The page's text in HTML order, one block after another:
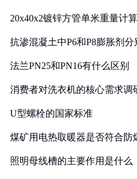
20x40x2镀锌方管单米重量计
抗渗混凝土中P6和P8膨胀剂
法兰PN25和PN16有什么区别
消费者对洗衣机的核心需求调
U型螺栓的国家标准
煤矿用电热取暖器是否符合防
照明母线槽的主要作用是什么